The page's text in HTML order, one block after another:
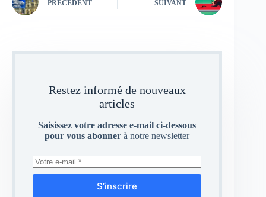
PRÉCÉDENT SUIVANT
Restez informé de nouveaux
articles
Saisissez votre adresse e-mail ci-dessous
pour vous abonner à notre newsletter
S’inscrire